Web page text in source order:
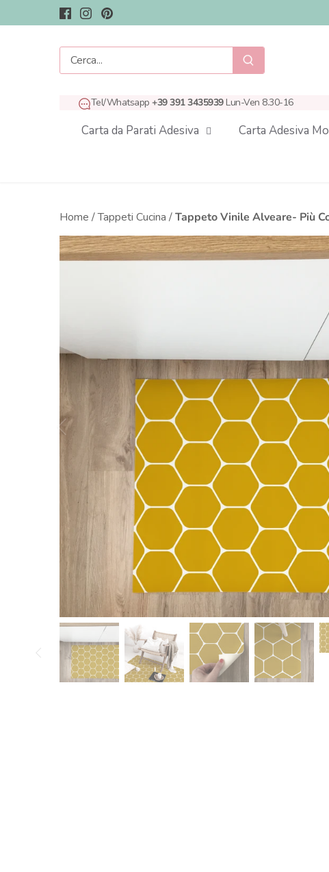
al
Tel/Whatsapp +39 391 3435939Lun-Ven 8.30-16
Carta da Parati Adesiva Carta Adesiva
Home /Tappeti Cucina /Tappeto Vinile Alveare- Più